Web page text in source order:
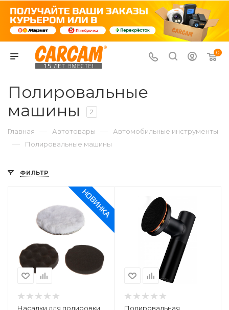
0
Полировальные
машины
2
Главная — Автотовары — Автомобильные инструменты
— Полировальные машины
ФИЛЬТР
Насадки для полировки
Полировальная